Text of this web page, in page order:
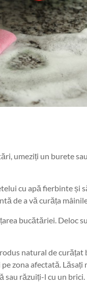
umeziți un burete
cu apă fierbinte și
de a vă curăța
bucătăriei. Deloc
natural de curățat
zona afectată.
sau răzuiți-l cu un brici.